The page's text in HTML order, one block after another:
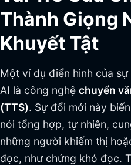
Thành Giọng
Khuyết Tật
Một ví dụ điển hình của
AI là công nghệ chuyển
(TTS). Sự đổi mới này
nói tổng hợp, tự nhiên,
những người khiếm thị
đọc, như chứng khó đọc.